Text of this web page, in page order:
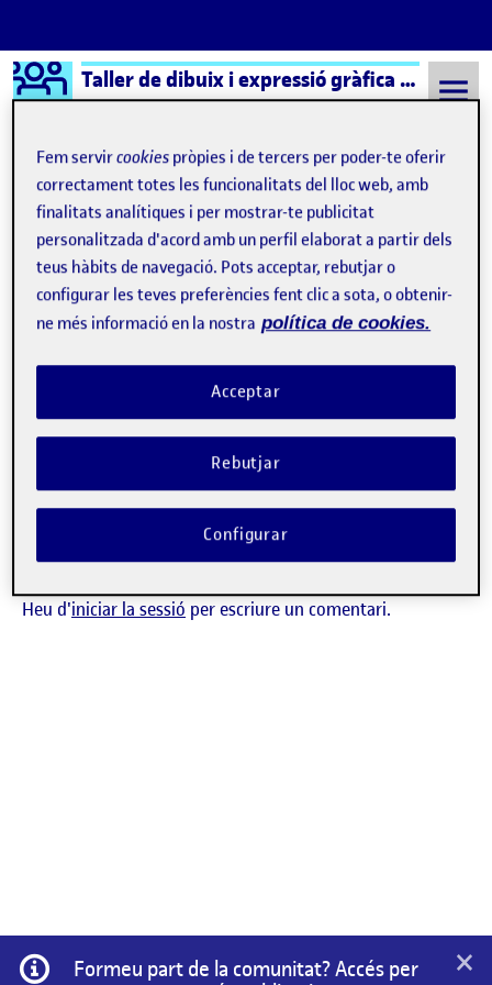
Saltar al contingut
Logo Ágora Taller de dibuix i expressió gràfica – Aula 1
Semestre 20232 - Aula 1 12 Juny, 2024
12 Juny, 2024
Publicat per
Noel Garrido Bleda
Data de publicació1 comentaria Práctica-Lliurament parcial 2
CONTRIBUTIONS
EL PRÁCTICA-LLIURAMENT PARCIAL 2
Rosa Blanca Castell Marcossays:
Que bonic el body -paint!
Entra per respondre
Heu d'iniciar la sessió per escriure un comentari.
Informació
Formeu part de la comunitat? Accés per
×
Fem servircookies pròpies i de tercers per poder-te oferir
correctament totes les funcionalitats del lloc web, amb
finalitats analítiques i per mostrar-te publicitat
personalitzada d'acord amb un perfil elaborat a partir dels
teus hàbits de navegació. Pots acceptar, rebutjar o
configurar les teves preferències fent clic a sota, o obtenir-
ne més informació en la nostra política de cookies.
Rebutjar
Acceptar
Configurar